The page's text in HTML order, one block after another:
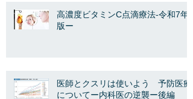
高濃度ビタミンC点滴療法-令和7年
版ー
医師とクスリは使いよう 予防医療
についてー内科医の逆襲ー後編